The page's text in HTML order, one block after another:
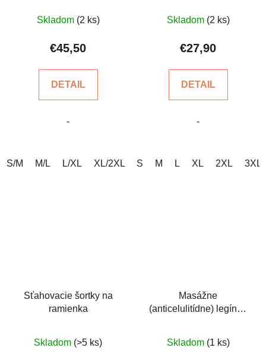
hodnotenie
produktu
z
hviezdičiek.
Skladom (2 ks)
€45,50
DETAIL
-
S/M M/L L/XL XL/2XL 2XL/3XL 3XL/4XL 4XL/
hodnotenie
produktu
z
hviezdičiek.
Skladom (2 ks)
€27,90
DETAIL
-
S M L XL 2XL 3XL
Sťahovacie šortky na
ramienka
hodnotenie
Skladom (>5 ks)
Masážne
(anticelulitídne) legíny -
hodnotenie
Skladom (1 ks)